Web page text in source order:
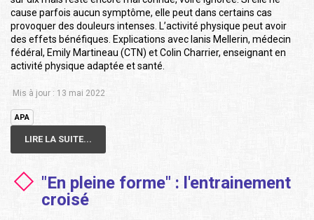
cause parfois aucun symptôme, elle peut dans certains cas
provoquer des douleurs intenses. L’activité physique peut avoir
des effets bénéfiques. Explications avec Ianis Mellerin, médecin
fédéral, Emily Martineau (CTN) et Colin Charrier, enseignant en
activité physique adaptée et santé.
Mis à jour : 13 mai 2022
APA
LIRE LA SUITE...
"En pleine forme" : l'entrainement
croisé